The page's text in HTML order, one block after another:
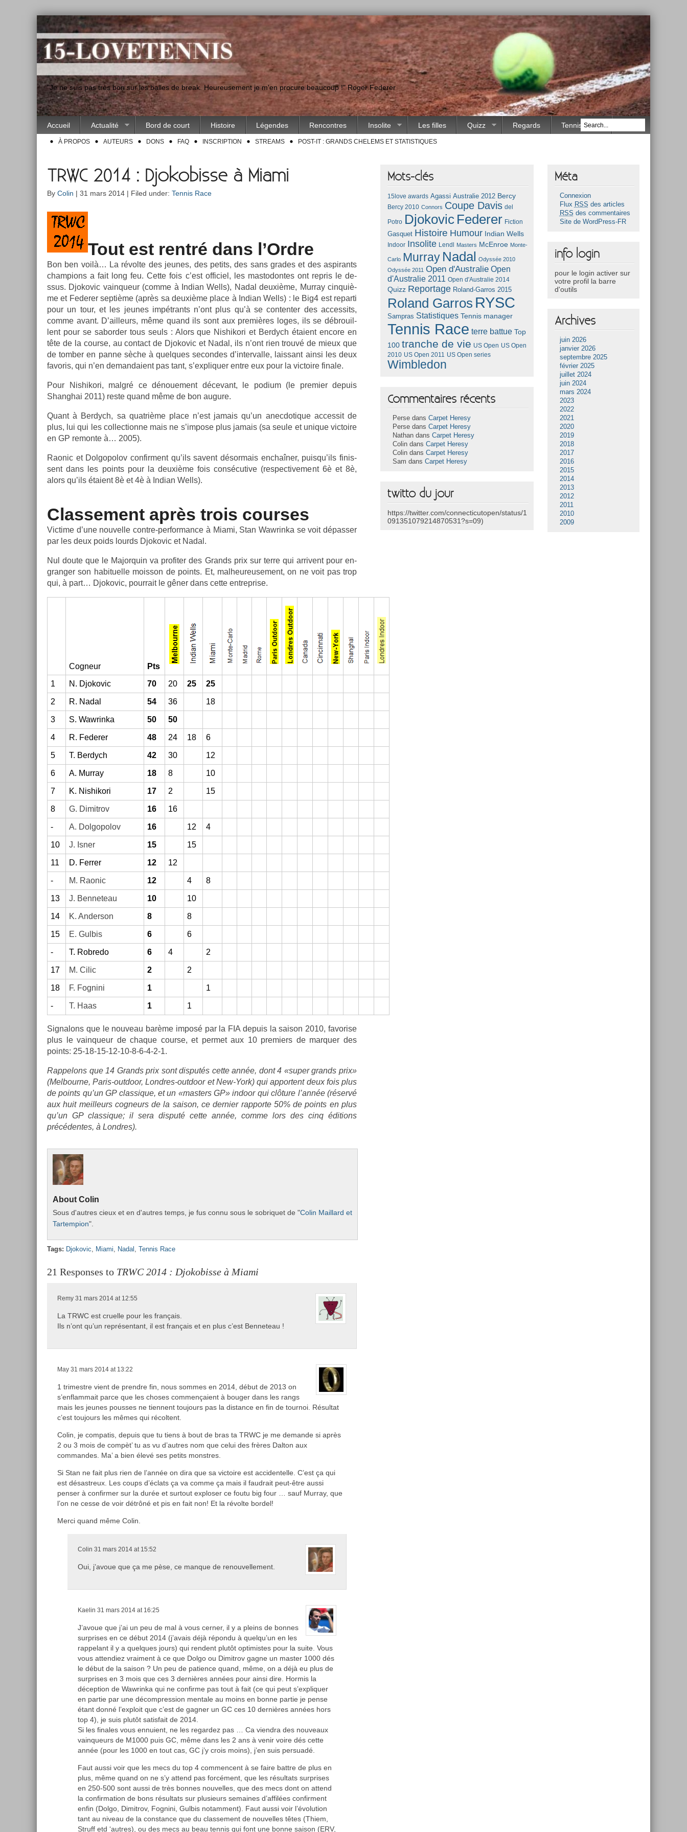
"Je ne suis pas très bon sur les balles de break. Heureusement je m'en procure beaucoup !" Roger Federer
Accueil Actualité Bord de court Histoire Légendes Rencontres Insolite Les filles Quizz Regards Tennis Race
À PROPOS AUTEURS DONS FAQ INSCRIPTION STREAMS POST-IT : GRANDS CHELEMS ET STATISTIQUES
TRWC 2014 : Djokobisse à Miami
By Colin | 31 mars 2014 | Filed under: Tennis Race
Tout est rentré dans l’Ordre
Bon ben voilà… La révolte des jeunes, des petits, des sans grades et des as­pirants
champ­ions a fait long feu. Cette fois c’est of­ficiel, les mas­todon­tes ont re­pris le de­
ssus. Djokovic vain­queur (comme à In­dian Wells), Nadal deuxième, Mur­ray cin­quiè­
me et Feder­er septième (après sa deuxième place à In­dian Wells) : le Big4 est re­par­ti
pour un tour, et les jeunes im­pétrants n’ont plus qu’à se con­tent­er des ac­cessits,
comme avant. D’ail­leurs, même quand ils sont aux premières loges, ils se débrouil­
lent pour se sabord­er tous seuls : Alors que Nis­hikori et Be­rdych étaient en­core en
tête de la co­ur­se, au con­tact de Djokovic et Nadal, ils n’ont rien trouvé de mieux que
de tomb­er en panne sèche à quel­ques secon­des d’in­terval­le, lais­sant ainsi les deux
favoris, qui n’en de­man­daient pas tant, s’expliqu­er entre eux pour la vic­toire fin­ale.
Pour Nis­hikori, malgré ce dénoue­ment décevant, le podium (le pre­mi­er de­puis
Shanghai 2011) reste quand même de bon augure.
Quant à Be­rdych, sa quat­rième place n’est jamais qu’un an­ec­dotique ac­cessit de
plus, lui qui les col­lec­tion­ne mais ne s’im­pose plus jamais (sa seule et uni­que vic­toire
en GP re­mon­te à… 2005).
Raonic et Dol­gopolov con­fir­ment qu’ils savent désor­mais enchaîner, puis­qu’ils fin­is­
sent dans les points pour la deuxième fois con­sécutive (re­spec­tive­ment 6è et 8è,
alors qu’ils étaient 8è et 4è à In­dian Wells).
Clas­se­ment après trois co­ur­ses
Vic­time d’une nouvel­le contre-performance à Miami, Stan Waw­rinka se voit dépass­er
par les deux poids lourds Djokovic et Nadal.
Nul doute que le Major­quin va pro­fit­er des Grands prix sur terre qui ar­rivent pour en­
grang­er son habituel­le mois­son de points. Et, mal­heureuse­ment, on ne voit pas trop
qui, à part… Djokovic, pour­rait le gêner dans cette en­trepr­ise.
Cog­neur
Pts
1
N. Djokovic 70 20 25 25
2 R. Nadal 54 36 18
3 S. Waw­rinka 50 50
4 R. Feder­er 48 24 18 6
5 T. Be­rdych 42 30 12
6 A. Mur­ray 18 8 10
7 K. Nis­hikori 17 2 15
8 G. Di­mit­rov 16 16
- A. Dol­gopolov 16 12 4
10 J. Isner 15 15
11 D. Ferr­er 12 12
- M. Raonic 12 4 8
13 J. Be­nneteau 10 10
14 K. An­der­son 8 8
15 E. Gul­bis 6 6
- T. Rob­redo 6 4 2
17 M. Cilic 2 2
18 F. Fog­nini 1 1
- T. Haas 1 1
Sig­nalons que le nouveau barème imposé par la FIA de­puis la saison 2010, favor­ise
plus le vain­queur de chaque co­ur­se, et per­met aux 10 pre­mi­ers de mar­qu­er des
points: 25-18-15-12-10-8-6-4-2-1.
Rap­pelons que 14 Grands prix sont dis­putés cette année, dont 4 «super grands prix»
(Mel­bour­ne, Paris-outdoor, Londres-outdoor et New-York) qui ap­portent deux fois plus
de points qu’un GP clas­sique, et un «mast­ers GP» in­door qui clôture l’année (réservé
aux huit meil­leurs cog­neurs de la saison, ce de­rni­er rap­porte 50% de points en plus
qu’un GP clas­sique; il sera dis­puté cette année, comme lors des cinq édi­tions
précéden­tes, à Londres).
About Colin
Sous d'aut­res cieux et en d'aut­res temps, je fus connu sous le sob­riquet de "Colin Mail­lard et
Tar­temp­ion".
Tags: Djokovic Miami Nadal Ten­nis Race
21 Responses to TRWC 2014 : Djokobisse à Miami
Remy 31 mars 2014 at 12:55
La TRWC est cruelle pour les français.
Ils n’ont qu’un représentant, il est français et en plus c’est Benneteau !
May 31 mars 2014 at 13:22
1 trimestre vient de prendre fin, nous sommes en 2014, début de 2013 on
s’enflammait parce que les choses commençaient à bouger dans les rangs
mais les jeunes pousses ne tiennent toujours pas la distance en fin de tournoi. Résultat
c’est toujours les mêmes qui récoltent.
Colin, je compatis, depuis que tu tiens à bout de bras ta TRWC je me demande si après
2 ou 3 mois de compèt’ tu as vu d’autres nom que celui des frères Dalton aux
commandes. Ma’ a bien élevé ses petits monstres.
Si Stan ne fait plus rien de l’année on dira que sa victoire est accidentelle. C’est ça qui
est désastreux. Les coups d’éclats ça va comme ça mais il faudrait peut-être aussi
penser à confirmer sur la durée et surtout exploser ce foutu big four … sauf Murray, que
l’on ne cesse de voir détrôné et pis en fait non! Et la révolte bordel!
Merci quand même Colin.
Colin 31 mars 2014 at 15:52
Oui, j’avoue que ça me pèse, ce manque de renouvellement.
Kaelin 31 mars 2014 at 16:25
J’avoue que j’ai un peu de mal à vous cerner, il y a pleins de bonnes
surprises en ce début 2014 (j’avais déjà répondu à quelqu’un en les
rappelant il y a quelques jours) qui rendent plutôt optimistes pour la suite. Vous
vous attendiez vraiment à ce que Dolgo ou Dimitrov gagne un master 1000 dés
le début de la saison ? Un peu de patience quand, même, on a déjà eu plus de
surprises en 3 mois que ces 3 dernières années pour ainsi dire. Hormis la
déception de Wawrinka qui ne confirme pas tout à fait (ce qui peut s’expliquer
en partie par une décompression mentale au moins en bonne partie je pense
étant donné l’exploit que c’est de gagner un GC ces 10 dernières années hors
top 4), je suis plutôt satisfait de 2014.
Si les finales vous ennuient, ne les regardez pas … Ca viendra des nouveaux
vainqueurs de M1000 puis GC, même dans les 2 ans à venir voire dés cette
année (pour les 1000 en tout cas, GC j’y crois moins), j’en suis persuadé.
Faut aussi voir que les mecs du top 4 commencent à se faire battre de plus en
plus, même quand on ne s’y attend pas forcément, que les résultats surprises
en 250-500 sont aussi de très bonnes nouvelles, que des mecs dont on attend
la confirmation de bons résultats sur plusieurs semaines d’affilées confirment
enfin (Dolgo, Dimitrov, Fognini, Gulbis notamment). Faut aussi voir l’évolution
tant au niveau de la constance que du classement de nouvelles têtes (Thiem,
Struff etd ‘autres), ou des mecs au beau tennis qui font une bonne saison (ERV,
Mots-clés
15love awards Agassi Australie 2012 Bercy
Bercy 2010 Connors Coupe Davis del
Potro Djokovic Federer Fiction
Gasquet Histoire Humour Indian Wells
Indoor Insolite Lendl Masters McEnroe Monte-
Carlo Murray Nadal
Odyssée 2010
Odyssée 2011 Open d'Australie Open
d'Australie 2011 Open d'Australie 2014
Quizz Reportage Roland-Garros 2015
Roland Garros RYSC
Sampras Statistiques Tennis manager
Tennis Race terre battue Top
100 tranche de vie US Open US Open
2010 US Open 2011 US Open series
Wimbledon
Commentaires récents
Perse dansCarpet Heresy
Perse dansCarpet Heresy
Nathan dansCarpet Heresy
Colin dansCarpet Heresy
Colin dansCarpet Heresy
Sam dansCarpet Heresy
twitto du jour
https://twitter.com/connecticutopen/status/1
091351079214870531?s=09)
Méta
Connexion
Flux RSS des articles
RSS des commentaires
Site de WordPress-FR
info login
pour le login activer sur
votre profil la barre
d'outils
Archives
juin 2026
janvier 2026
septembre 2025
février 2025
juillet 2024
juin 2024
mars 2024
2023
2022
2021
2020
2019
2018
2017
2016
2015
2014
2013
2012
2011
2010
2009